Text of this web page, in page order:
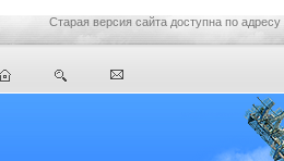
Старая версия сайта доступна по адресу